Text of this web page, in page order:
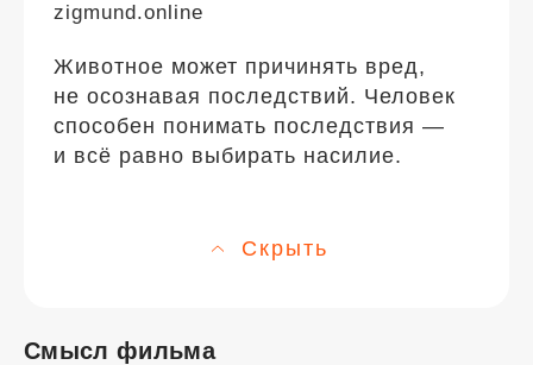
Животное может причинять вред,
не осознавая последствий. Человек
способен понимать последствия —
и всё равно выбирать насилие.
Скрыть
zigmund.online
Смысл фильма